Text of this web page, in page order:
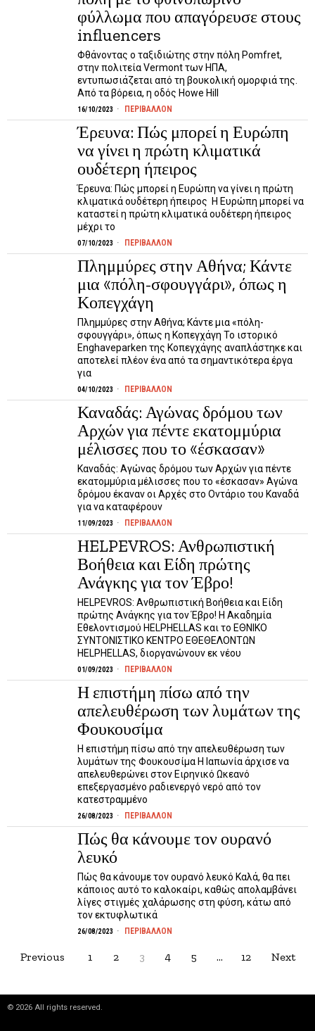
φύλλωμα που απαγόρευσε στους
influencers
Φθάνοντας ο ταξιδιώτης στην πόλη Pomfret,
στην πολιτεία Vermont των ΗΠΑ,
εντυπωσιάζεται από τη βουκολική ομορφιά της.
Από τα βόρεια, η οδός Howe Hill
16/10/2023 ΠΕΡΙΒΑΛΛΟΝ
Έρευνα: Πώς μπορεί η Ευρώπη
να γίνει η πρώτη κλιματικά
ουδέτερη ήπειρος
Έρευνα: Πώς μπορεί η Ευρώπη να γίνει η πρώτη
κλιματικά ουδέτερη ήπειρος Η Ευρώπη μπορεί να
καταστεί η πρώτη κλιματικά ουδέτερη ήπειρος
μέχρι το
07/10/2023 ΠΕΡΙΒΑΛΛΟΝ
Πλημμύρες στην Αθήνα; Κάντε
μια «πόλη-σφουγγάρι», όπως η
Κοπεγχάγη
Πλημμύρες στην Αθήνα; Κάντε μια «πόλη-
σφουγγάρι», όπως η Κοπεγχάγη Το ιστορικό
Enghaveparken της Κοπεγχάγης αναπλάστηκε και
αποτελεί πλέον ένα από τα σημαντικότερα έργα
για
04/10/2023 ΠΕΡΙΒΑΛΛΟΝ
Καναδάς: Αγώνας δρόμου των
Αρχών για πέντε εκατομμύρια
μέλισσες που το «έσκασαν»
Καναδάς: Αγώνας δρόμου των Αρχών για πέντε
εκατομμύρια μέλισσες που το «έσκασαν» Αγώνα
δρόμου έκαναν οι Αρχές στο Οντάριο του Καναδά
για να καταφέρουν
11/09/2023 ΠΕΡΙΒΑΛΛΟΝ
ΗELPEVROS: Ανθρωπιστική
Βοήθεια και Είδη πρώτης
Ανάγκης για τον Έβρο!
ΗELPEVROS: Ανθρωπιστική Βοήθεια και Είδη
πρώτης Ανάγκης για τον Έβρο! Η Ακαδημία
Εθελοντισμού HELPHELLAS και το ΕΘΝΙΚΟ
ΣΥΝΤΟΝΙΣΤΙΚΟ ΚΕΝΤΡΟ ΕΘΕΘΕΛΟΝΤΩΝ
ΗΕLPHELLAS, διοργανώνουν εκ νέου
01/09/2023 ΠΕΡΙΒΑΛΛΟΝ
Η επιστήμη πίσω από την
απελευθέρωση των λυμάτων της
Φουκουσίμα
Η επιστήμη πίσω από την απελευθέρωση των
λυμάτων της Φουκουσίμα Η Ιαπωνία άρχισε να
απελευθερώνει στον Ειρηνικό Ωκεανό
επεξεργασμένο ραδιενεργό νερό από τον
κατεστραμμένο
26/08/2023 ΠΕΡΙΒΑΛΛΟΝ
Πώς θα κάνουμε τον ουρανό
λευκό
Πώς θα κάνουμε τον ουρανό λευκό Καλά, θα πει
κάποιος αυτό το καλοκαίρι, καθώς απολαμβάνει
λίγες στιγμές χαλάρωσης στη φύση, κάτω από
τον εκτυφλωτικά
26/08/2023 ΠΕΡΙΒΑΛΛΟΝ
Previous 1 2 3 4 5 … 12 Next
© 2026 All rights reserved.